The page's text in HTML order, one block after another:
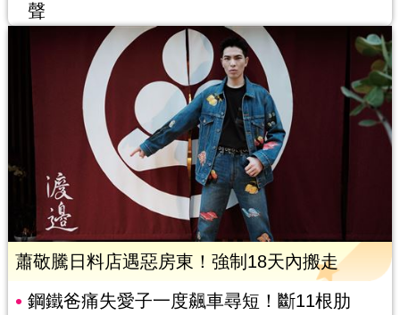
聲
蕭敬騰日料店遇惡房東！強制18天內搬走
鋼鐵爸痛失愛子一度飆車尋短！斷11根肋